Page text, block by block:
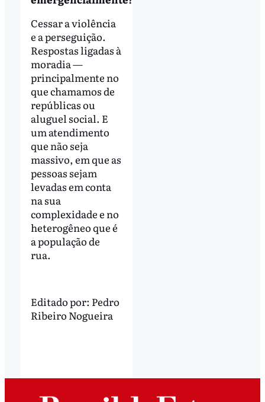
Cessar a violência
e a perseguição.
Respostas ligadas à
moradia —
principalmente no
que chamamos de
repúblicas ou
aluguel social. E
um atendimento
que não seja
massivo, em que as
pessoas sejam
levadas em conta
na sua
complexidade e no
heterogêneo que é
a população de
rua.
Editado por: Pedro
Ribeiro Nogueira